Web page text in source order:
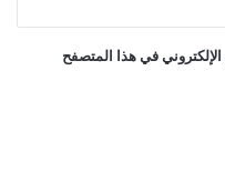
في هذا المتصفح